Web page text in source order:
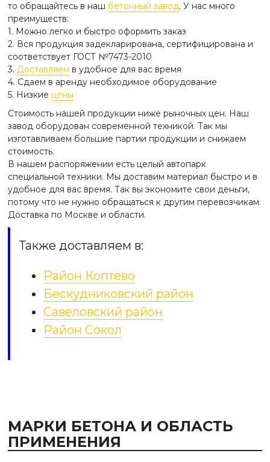
то обращайтесь в наш бетонный завод. У нас много
преимуществ:
1. Можно легко и быстро оформить заказ
2. Вся продукция задекларирована, сертифицирована и
соответствует ГОСТ №7473-2010
3. Доставляем в удобное для вас время
4. Сдаем в аренду необходимое оборудование
5. Низкие цены
Стоимость нашей продукции ниже рыночных цен. Наш
завод оборудован современной техникой. Так мы
изготавливаем большие партии продукции и снижаем
стоимость.
В нашем распоряжении есть целый автопарк
специальной техники. Мы доставим материал быстро и в
удобное для вас время. Так вы экономите свои деньги,
потому что не нужно обращаться к другим перевозчикам.
Доставка по Москве и области.
Также доставляем в:
Район Коптево
Бескудниковский район
Савеловский район
Район Сокол
МАРКИ БЕТОНА И ОБЛАСТЬ
ПРИМЕНЕНИЯ